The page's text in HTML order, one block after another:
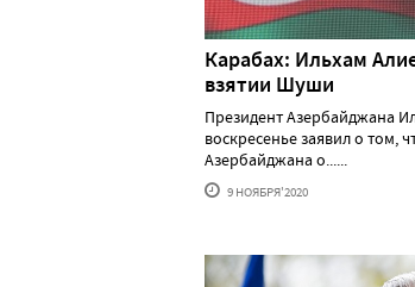
Карабах: Ильхам
взятии Шуши
Президент Азербайджана
воскресенье заявил о том,
Азербайджана о......
9 НОЯБРЯ'2020